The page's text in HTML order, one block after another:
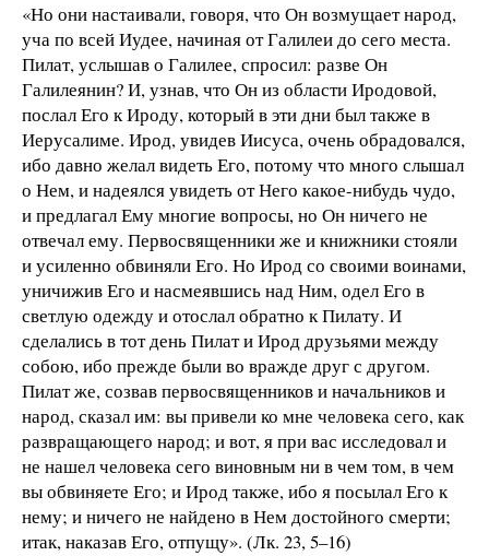
«Но они настаивали, говоря, что Он возмущает народ,
уча по всей Иудее, начиная от Галилеи до сего места.
Пилат, услышав о Галилее, спросил: разве Он
Галилеянин? И, узнав, что Он из области Иродовой,
послал Его к Ироду, который в эти дни был также в
Иерусалиме. Ирод, увидев Иисуса, очень обрадовался,
ибо давно желал видеть Его, потому что много слышал
о Нем, и надеялся увидеть от Него какое-нибудь чудо,
и предлагал Ему многие вопросы, но Он ничего не
отвечал ему. Первосвященники же и книжники стояли
и усиленно обвиняли Его. Но Ирод со своими воинами,
уничижив Его и насмеявшись над Ним, одел Его в
светлую одежду и отослал обратно к Пилату. И
сделались в тот день Пилат и Ирод друзьями между
собою, ибо прежде были во вражде друг с другом.
Пилат же, созвав первосвященников и начальников и
народ, сказал им: вы привели ко мне человека сего, как
развращающего народ; и вот, я при вас исследовал и
не нашел человека сего виновным ни в чем том, в чем
вы обвиняете Его; и Ирод также, ибо я посылал Его к
нему; и ничего не найдено в Нем достойного смерти;
итак, наказав Его, отпущу». (Лк. 23, 5–16)